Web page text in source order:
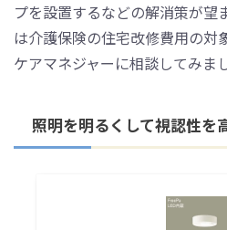
プを設置するなどの解消策が望
は介護保険の住宅改修費用の対
ケアマネジャーに相談してみま
照明を明るくして視認性を